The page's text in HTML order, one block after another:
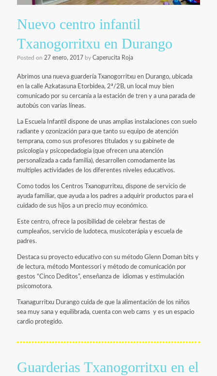
Nuevo centro infantil
Txanogorritxu en Durango
Posted on 27 enero, 2017 by Caperucita Roja
Abrimos una nueva guardería Txanogorritxu en Durango, ubicada
en la calle Azkatasuna Etorbidea, 2ª/2B, un local muy bien
comunicado por su cercanía a la estación de tren y a una parada de
autobús con varías líneas.
La Escuela Infantil dispone de unas amplias instalaciones con suelo
radiante y ozonización para que tanto su equipo de atención
temprana, como sus profesores titulados y su gabinete de
psicología y psicopedadogía (que ofrecen una atención
personalizada a cada familia), desarrollen comodamente las
multiples actividades de los diferentes niveles educativos.
Como todos los Centros Txanogurritxu, dispone de servicio de
ayuda familiar, que ayuda a los padres a adquirir productos para el
cuidado de sus hijos a un precio muy económico.
Este centro, ofrece la posibilidad de celebrar fiestas de
cumpleaños, servicio de ludoteca, musicoterápia y escuela de
padres.
Destaca su proyecto educativo con su método Glenn Doman bits y
de lectura, método Montessori y método de comunicación por
gestos “Cinco Deditos”, enseñanza de idiomas y estimulación
psicomotora.
Txanagurritxu Durango cuida de que la alimentación de los niños
sea muy sana y equilibrada, cuenta con web cams y es un espacio
cardio protegido.
Guarderias Txanogorritxu en el